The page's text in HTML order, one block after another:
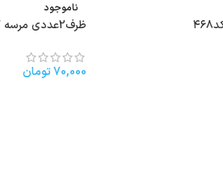
ناموجود
ظرف2عددی مرسه کد ۱۴۲
70,000تومان